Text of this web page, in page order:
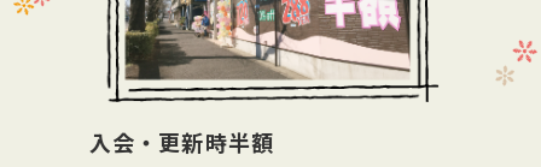
入会・更新時半額